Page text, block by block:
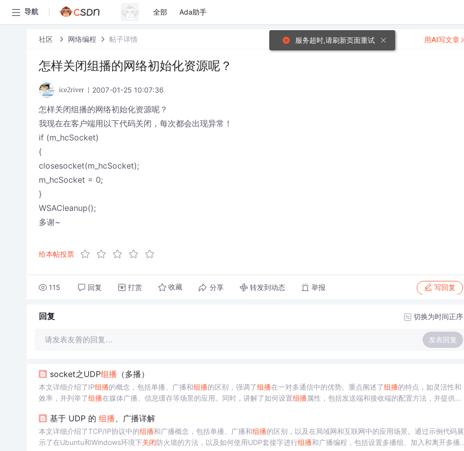
导航 全部 Ada助手
社区 网络编程 帖子详情
怎样关闭组播的网络初始化资源呢？
ice2river 2007-01-25 10:07:36
怎样关闭组播的网络初始化资源呢？
我现在在客户端用以下代码关闭，每次都会出现异常！
if (m_hcSocket)
{
closesocket(m_hcSocket);
m_hcSocket = 0;
}
WSACleanup();
多谢~
给本帖投票
115 回复 打赏 收藏 分享 转发到动态 举报 写回复
用AI写文章
回复 切换为时间正序
请发表友善的回复… 发表回复
socket之UDP组播 （多播）
本文详细介绍了IP组播的概念，包括单播、广播和组播的区别，强调了组播在一对多通信中的优势。重点阐述了组播的特点，如灵活性和
效率，并列举了组播在媒体广播、信息缓存等场景的应用。同时，讲解了如何设置组播属性，包括发送端和接收端的配置方法，并提供了
基于 UDP 的 组播、广播详解
本文详细介绍了TCP/IP协议中的组播和广播概念，包括单播、广播和组播的区别，以及在局域网和互联网中的应用场景。通过示例代码展
示了在Ubuntu和Windows环境下关闭防火墙的方法，以及如何使用UDP套接字进行组播和广播编程，包括设置多播组、加入和离开多播
服务超时,请刷新页面重试